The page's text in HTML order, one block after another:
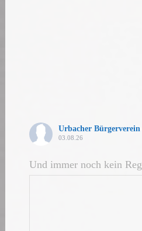
Urbacher Bürgerverein
03.08.26
Und immer noch kein